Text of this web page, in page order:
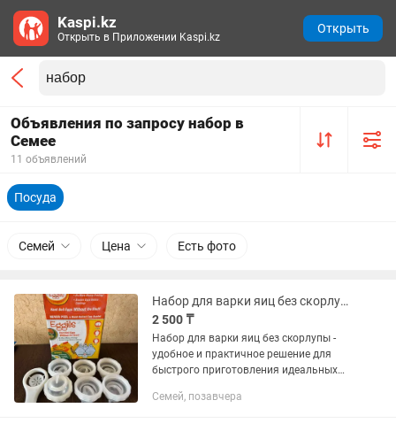
Объявления по запросу набор в
Семее
11 объявлений
Посуда
Семей Цена Есть фото
Набор для варки яиц без скорлупы
2 500 ₸
Набор для варки яиц без скорлупы -
удобное и практичное решение для
быстрого приготовления идеальных
товара: Этот набор состоит из
Семей, позавчера
Kaspi.kz
Открыть в Приложении Kaspi.kz
Открыть